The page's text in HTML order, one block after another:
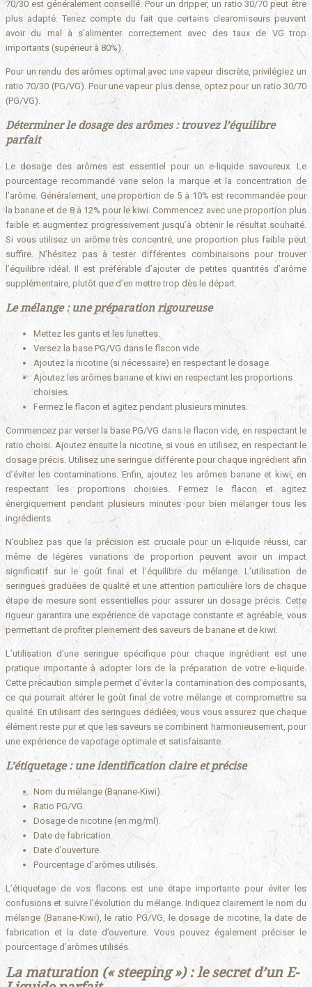
70/30 est généralement conseillé. Pour un dripper, un ratio 30/70 peut être
plus adapté. Tenez compte du fait que certains clearomiseurs peuvent
avoir du mal à s’alimenter correctement avec des taux de VG trop
importants (supérieur à 80%).
Pour un rendu des arômes optimal avec une vapeur discrète, privilégiez un
ratio 70/30 (PG/VG). Pour une vapeur plus dense, optez pour un ratio 30/70
(PG/VG).
Déterminer le dosage des arômes : trouvez l’équilibre
parfait
Le dosage des arômes est essentiel pour un e-liquide savoureux. Le
pourcentage recommandé varie selon la marque et la concentration de
l’arôme. Généralement, une proportion de 5 à 10% est recommandée pour
la banane et de 8 à 12% pour le kiwi. Commencez avec une proportion plus
faible et augmentez progressivement jusqu’à obtenir le résultat souhaité.
Si vous utilisez un arôme très concentré, une proportion plus faible peut
suffire. N’hésitez pas à tester différentes combinaisons pour trouver
l’équilibre idéal. Il est préférable d’ajouter de petites quantités d’arôme
supplémentaire, plutôt que d’en mettre trop dès le départ.
Le mélange : une préparation rigoureuse
Mettez les gants et les lunettes.
Versez la base PG/VG dans le flacon vide.
Ajoutez la nicotine (si nécessaire) en respectant le dosage.
Ajoutez les arômes banane et kiwi en respectant les proportions
choisies.
Fermez le flacon et agitez pendant plusieurs minutes.
Commencez par verser la base PG/VG dans le flacon vide, en respectant le
ratio choisi. Ajoutez ensuite la nicotine, si vous en utilisez, en respectant le
dosage précis. Utilisez une seringue différente pour chaque ingrédient afin
d’éviter les contaminations. Enfin, ajoutez les arômes banane et kiwi, en
respectant les proportions choisies. Fermez le flacon et agitez
énergiquement pendant plusieurs minutes pour bien mélanger tous les
ingrédients.
N’oubliez pas que la précision est cruciale pour un e-liquide réussi, car
même de légères variations de proportion peuvent avoir un impact
significatif sur le goût final et l’équilibre du mélange. L’utilisation de
seringues graduées de qualité et une attention particulière lors de chaque
étape de mesure sont essentielles pour assurer un dosage précis. Cette
rigueur garantira une expérience de vapotage constante et agréable, vous
permettant de profiter pleinement des saveurs de banane et de kiwi.
L’utilisation d’une seringue spécifique pour chaque ingrédient est une
pratique importante à adopter lors de la préparation de votre e-liquide.
Cette précaution simple permet d’éviter la contamination des composants,
ce qui pourrait altérer le goût final de votre mélange et compromettre sa
qualité. En utilisant des seringues dédiées, vous vous assurez que chaque
élément reste pur et que les saveurs se combinent harmonieusement, pour
une expérience de vapotage optimale et satisfaisante.
L’étiquetage : une identification claire et précise
Nom du mélange (Banane-Kiwi).
Ratio PG/VG.
Dosage de nicotine (en mg/ml).
Date de fabrication.
Date d’ouverture.
Pourcentage d’arômes utilisés.
L’étiquetage de vos flacons est une étape importante pour éviter les
confusions et suivre l’évolution du mélange. Indiquez clairement le nom du
mélange (Banane-Kiwi), le ratio PG/VG, le dosage de nicotine, la date de
fabrication et la date d’ouverture. Vous pouvez également préciser le
pourcentage d’arômes utilisés.
La maturation (« steeping ») : le secret d’un E-